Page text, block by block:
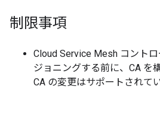
制限事項
Cloud Service Mesh コント
ジョニングする前に、CA を
CA の変更はサポートされて